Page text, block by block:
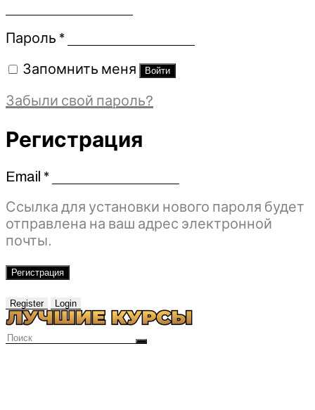
Пароль *Обязательно
Запомнить меня Войти
Забыли свой пароль?
Регистрация
Email *Обязательно
Ссылка для установки нового пароля будет
отправлена ​​на ваш адрес электронной
почты.
Регистрация
Register Login